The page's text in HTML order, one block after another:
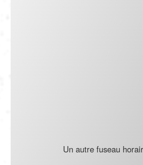
Un autre fuseau